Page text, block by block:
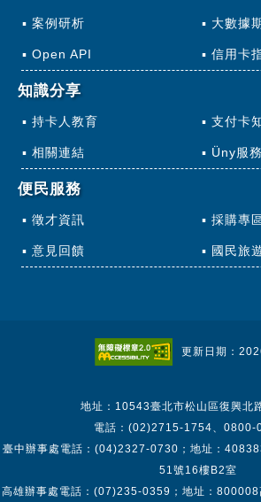
案例研析 大數據
Open API 信用卡
知識分享
持卡人教育 支付卡
相關連結 Üny服
便民服務
徵才資訊 採購專
意見回饋 國民旅
更新日期：
地址：10543臺北市松山區復興北
電話：(02)2715-1754、0800-
臺中辦事處電話：(04)2327-0730；地址：
51號16樓B2室
高雄辦事處電話：(07)235-0359；地址：800008